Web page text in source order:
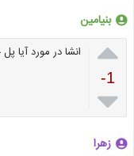
بنیامین

-1

انشا در مورد آیا
زهرا